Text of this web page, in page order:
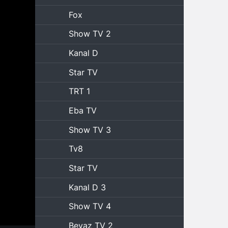
Fox
Show TV 2
Kanal D
Star TV
TRT 1
Eba TV
Show TV 3
Tv8
Star TV
Kanal D 3
Show TV 4
Beyaz TV 2